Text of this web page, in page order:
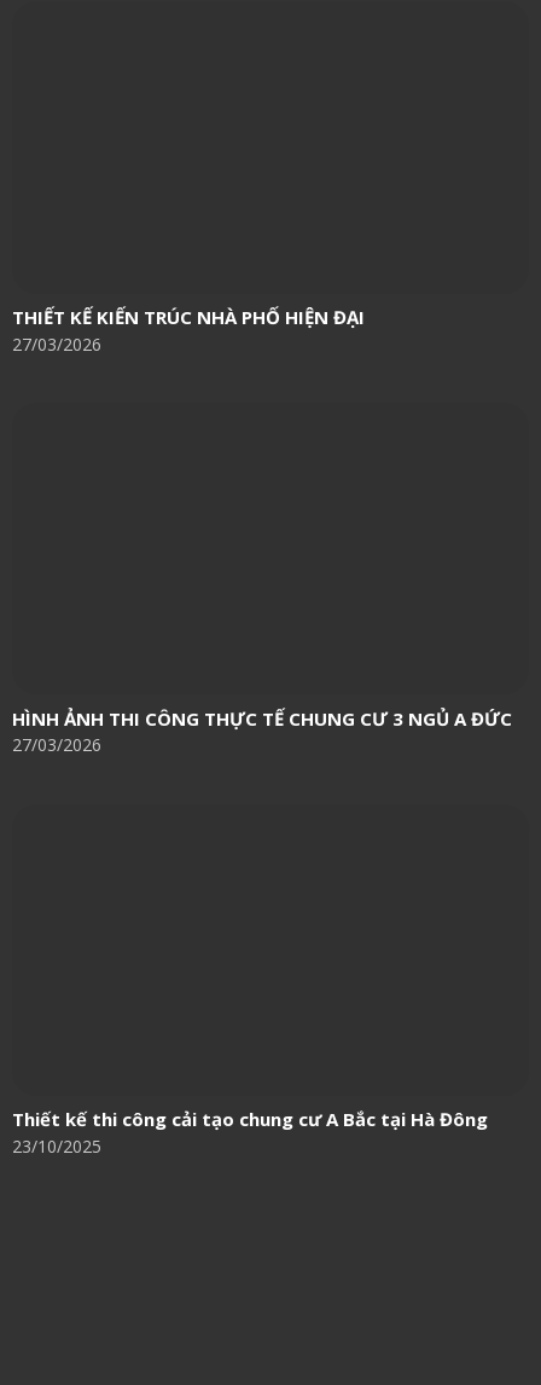
THIẾT KẾ KIẾN TRÚC NHÀ PHỐ HIỆN ĐẠI
27/03/2026
HÌNH ẢNH THI CÔNG THỰC TẾ CHUNG CƯ 3 NGỦ A ĐỨC
27/03/2026
Thiết kế thi công cải tạo chung cư A Bắc tại Hà Đông
23/10/2025